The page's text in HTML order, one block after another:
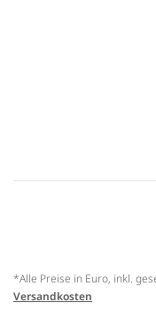
*Alle Preise in Euro, inkl.
Versandkosten